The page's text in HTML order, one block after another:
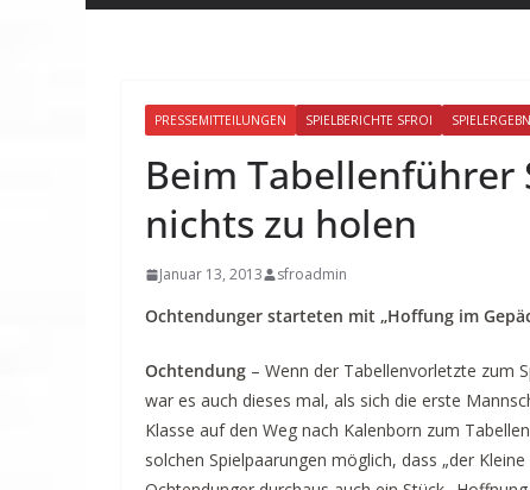
PRESSEMITTEILUNGEN SPIELBERICHTE SFROI
Beim Tabellenführer
nichts zu holen
Januar 13, 2013 sfroadmin
Ochtendunger starteten mit „Hoffung im
Ochtendung – Wenn der Tabellenvorletzte zum
war es auch dieses mal, als sich die erste
Klasse auf den Weg nach Kalenborn zum
solchen Spielpaarungen möglich, dass „der